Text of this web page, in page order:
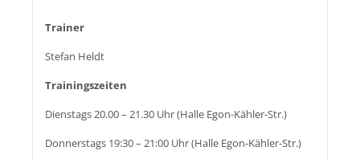
Trainer
Stefan Heldt
Trainingszeiten
Dienstags 20.00 – 21.30 Uhr (Halle Egon-Kähler-Str.)
Donnerstags 19:30 – 21:00 Uhr (Halle Egon-Kähler-Str.)